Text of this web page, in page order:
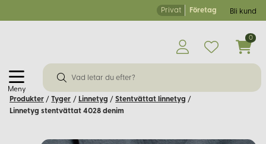
Privat Företag Bli kund
Meny
0
Produkter / Tyger / Linnetyg / Stentvättat linnetyg /
Linnetyg stentvättat 4028 denim